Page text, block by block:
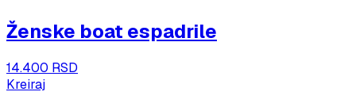
Ženske boat espadrile
14.400 RSD
Kreiraj